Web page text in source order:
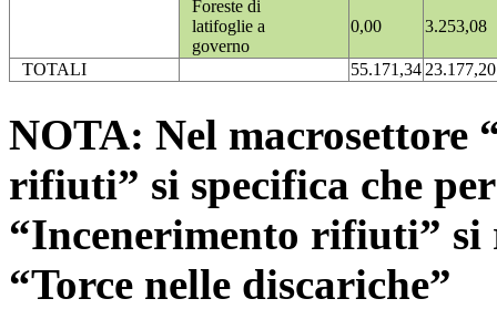
Foreste di
latifoglie a
governo
0,00 3.253,08
TOTALI 55.171,3423.177,20
NOTA: Nel macrosettore
rifiuti” si specifica che
“Incenerimento rifiuti”
“Torce nelle discariche”